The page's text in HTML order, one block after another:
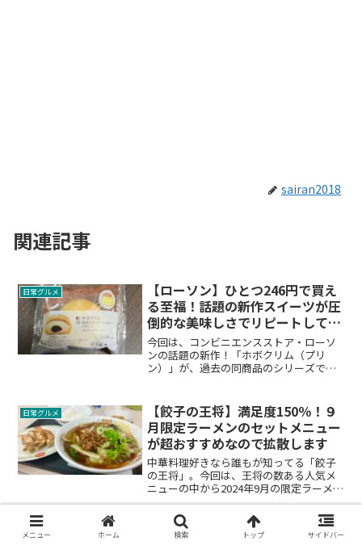
sairan2018
関連記事
日常グルメ
【ローソン】ひとつ246円で買え
る至福！話題の新作スイーツが圧
倒的な美味しさでリピートしてし
まいました
今回は、コンビニエンスストア・ローソ
ンの話題の新作！「ホボクリム（プリ
ン）」が、過去の同商品のシリーズで圧
ので写真とともに報告させていただきま
す。
日常グルメ
【餃子の王将】満足度150％！９
月限定ラーメンのセットメニュー
が超おすすめなので拡散します
中華料理好きなら誰もが知ってる「餃子
の王将」。今回は、王将の数ある人気メ
ニューの中から2024年9月の限定ラーメン
のセットメニュー「酸辣湯麵フェアセッ
トB」が味・ボリュームともに150％の満
点度。早くもリピートしてしまうくら
い、超オススメできるメニューなので報
日常グルメ
【走麺屋】田原本 人気上昇中の
メニュー ホーム 検索 トップ サイドバー